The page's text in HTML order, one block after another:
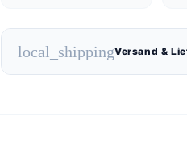
local_shippingVersand &